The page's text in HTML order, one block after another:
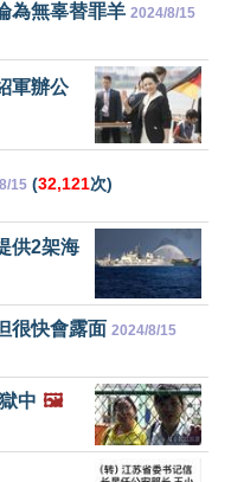
為無辜替罪羊 2024/8/15
軍辦公
15 (32,121次)
供2架海
很快會露面 2024/8/15
中 🖼️